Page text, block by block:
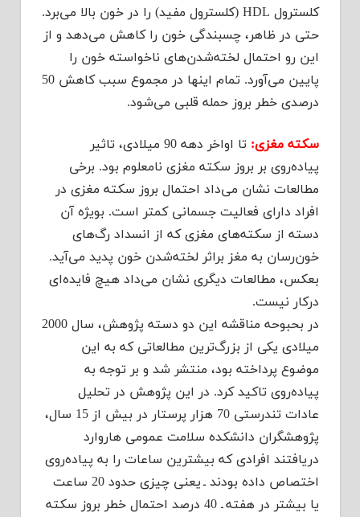
كلسترول HDL‌ (كلسترول مفید) را در خون بالا می‌برد.
حتی در ظاهر، چسبندگی خون را كاهش می‌دهد و از
این رو احتمال لخته‌شدن‌های ناخواسته خون را
پایین می‌آورد. تمام اینها در مجموع سبب كاهش 50
درصدی خطر بروز حمله قلبی می‌شود.
سكته مغزی:
تا اواخر دهه 90 میلادی، تاثیر
پیاده‌روی بر بروز سكته مغزی نامعلوم بود. برخی
مطالعات نشان می‌داد احتمال بروز سكته‌ مغزی در
افراد دارای فعالیت جسمانی كمتر است. بویژه آن
دسته از سكته‌های مغزی كه از انسداد رگ‌های
خون‌رسان به مغز براثر لخته‌شدن خون پدید می‌آید.
بعكس، مطالعات دیگری نشان می‌داد هیچ فایده‌ای
دركار نیست.
در بحبوحه مناقشه این دو دسته پژوهش، سال 2000
میلادی یكی از بزرگ‌ترین مطالعاتی كه به این
موضوع پرداخته بود، منتشر شد و بر توجه به
پیاده‌روی تاكید كرد. در این پژوهش در تحلیل
عادات تندرستی 70 هزار پرستار در بیش از 15 سال،
پژوهشگران دانشكده سلامت عمومی هاروارد
دریافتند افرادی كه بیشترین ساعات را به پیاده‌روی
اختصاص داده بودند ـ یعنی چیزی حدود 20 ساعت
یا بیشتر در هفته ـ 40 درصد احتمال خطر بروز سكته